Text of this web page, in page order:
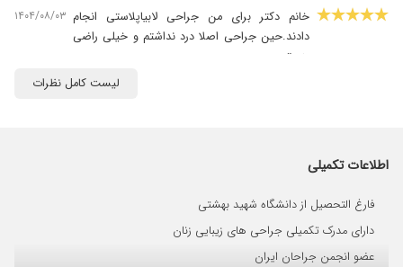
خانم دکتر برای من جراحی لابیاپلاستی انجام
دادند.حین جراحی اصلا درد نداشتم و خیلی راضی
هستم
۱۴۰۴/۰۸/۰۳
من میخوام بدونم پد الکلی ند درصد میتونه درد رو ۱۴۰۴/۰۹/۱۵
تخمدان پلی کیستیک داشتم، درمان بسایر موفقی
داشتم. برخورد عالی و صبورانه داشتند.
خانم دکتر خیلی عالی هستند ممنونم ازشون عفونت
مکرر داشتم که حل شد
لیست کامل نظرات
اطلاعات تکمیلی
فارغ التحصیل از دانشگاه شهید بهشتی
دارای مدرک تکمیلی جراحی های زیبایی زنان
عضو انجمن جراحان ایران